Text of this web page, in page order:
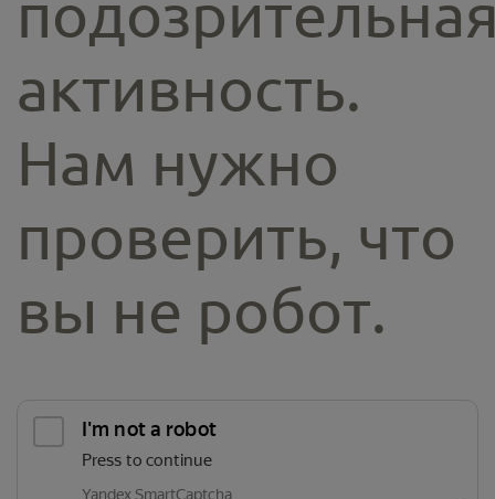
активность.
Нам нужно
проверить, что
вы не робот.